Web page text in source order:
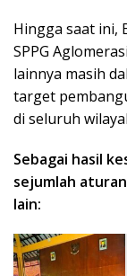
Hingga saat ini,
SPPG
lainnya masih
target
di seluruh
Sebagai hasil
sejumlah
lain: